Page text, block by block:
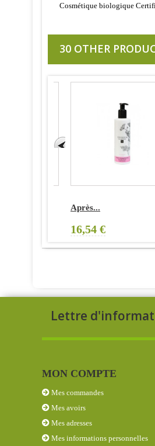
Cosmétique biologique
30 OTHER
Après...
16,54 €
Lettre
MON COMPTE
Mes commandes
Mes avoirs
Mes adresses
Mes informations personnelles